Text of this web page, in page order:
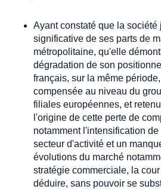
Ayant constaté que la
significative de ses parts de
métropolitaine, qu'elle
dégradation de son
français, sur la même
compensée au niveau du
filiales européennes, et
l'origine de cette perte de
notamment l'intensification
secteur d'activité et un
évolutions du marché
stratégie commerciale, la
déduire, sans pouvoir se